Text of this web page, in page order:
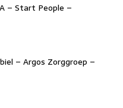
– Start People –
– Argos Zorggroep –